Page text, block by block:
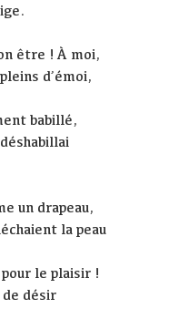
être ! À moi,
d’émoi,
babillé,
un drapeau,
la peau
le plaisir !
désir